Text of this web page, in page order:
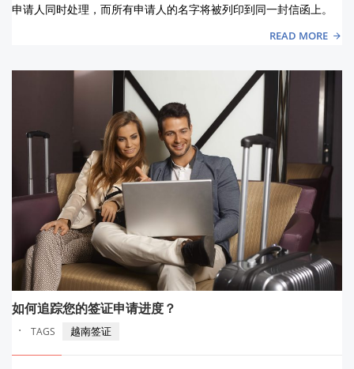
申请人同时处理，而所有申请人的名字将被列印到同一封信函上。
READ MORE
如何追踪您的签证申请进度？
·
TAGS 越南签证